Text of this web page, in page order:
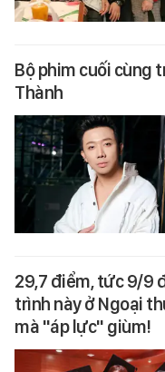
Bộ phim cuối cùng
Thành
29,7 điểm, tức 9/9
trình này ở Ngoại
mà "áp lực" giùm!